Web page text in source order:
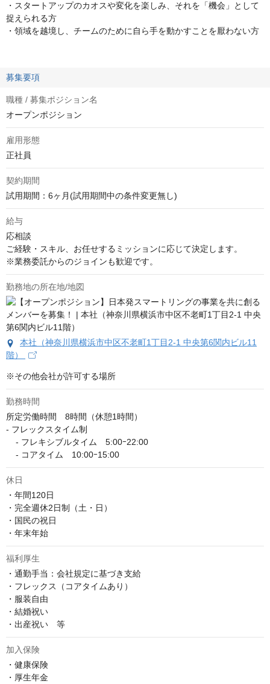
・スタートアップのカオスや変化を楽しみ、それを「機会」として
捉えられる方
・領域を越境し、チームのために自ら手を動かすことを厭わない方
募集要項
職種 / 募集ポジション名
オープンポジション
雇用形態
正社員
契約期間
試用期間：6ヶ月(試用期間中の条件変更無し)
給与
応相談
ご経験・スキル、お任せするミッションに応じて決定します。
※業務委託からのジョインも歓迎です。
勤務地の所在地/地図
本社（神奈川県横浜市中区不老町1丁目2-1 中央第6関内ビル11
階）
※その他会社が許可する場所
勤務時間
所定労働時間　8時間（休憩1時間）
- フレックスタイム制
    - コアタイム　10:00ｰ15:00
休日
・年間120日
・完全週休2日制（土・日）
・国民の祝日
・年末年始
福利厚生
・通勤手当：会社規定に基づき支給
・フレックス（コアタイムあり）
・服装自由
・結婚祝い
・出産祝い　等
加入保険
・健康保険
・厚生年金